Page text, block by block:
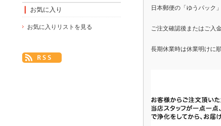
日本郵便の「ゆうパック
ご注文確認後またはご入
長期休業時は休業明けに
お気に入り
お気に入りリストを見る